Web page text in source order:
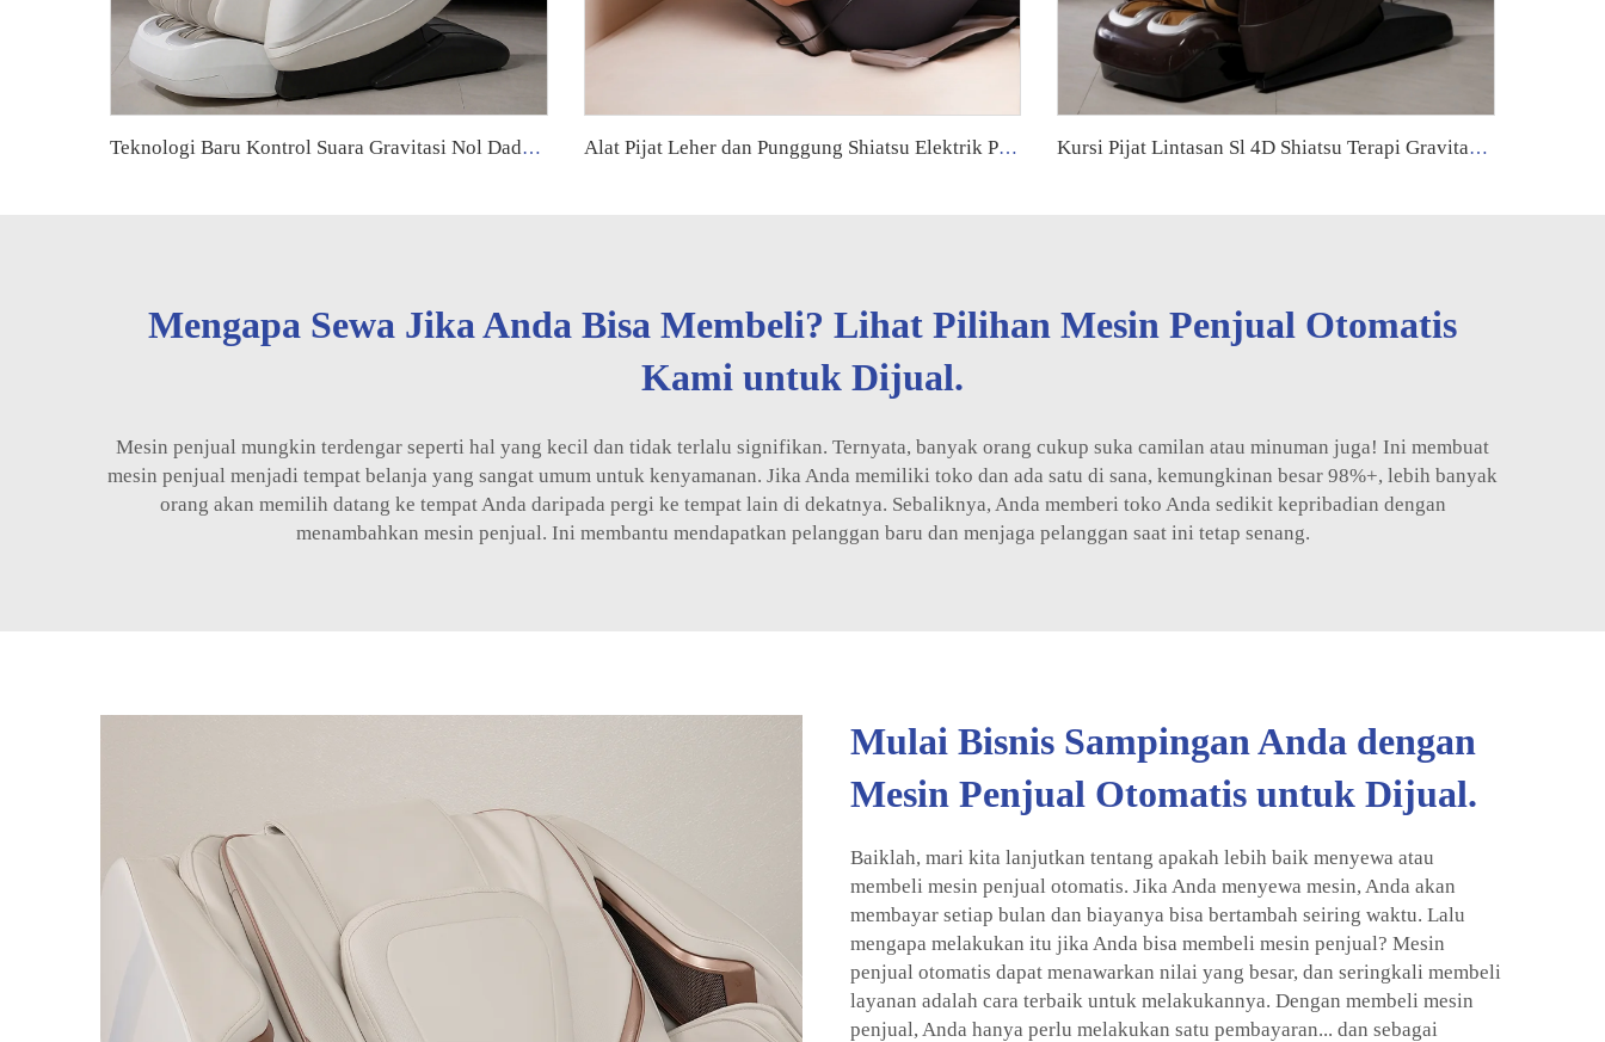
Teknologi Baru Kontrol Suara Gravitasi Nol Daddy 6d 4d Kursi Pijat Listrik Mewah Ukuran Besar Seluruh Tubuh dengan Airbag Ganti Alat Pijat Leher dan Punggung Shiatsu Elektrik Portabel, Pereda Nyeri dengan Panas Menenangkan Kursi Pijat Lintasan Sl 4D Shiatsu Terapi Gravitasi Nol dengan Rol Kaki Sentuh Recliner Listrik Kursi Pijat Seluruh Tubuh dengan Panas
Mengapa Sewa Jika Anda Bisa Membeli? Lihat Pilihan Mesin Penjual Otomatis
Kami untuk Dijual.
Mesin penjual mungkin terdengar seperti hal yang kecil dan tidak terlalu signifikan. Ternyata, banyak orang cukup suka camilan atau minuman juga! Ini membuat
mesin penjual menjadi tempat belanja yang sangat umum untuk kenyamanan. Jika Anda memiliki toko dan ada satu di sana, kemungkinan besar 98%+, lebih banyak
orang akan memilih datang ke tempat Anda daripada pergi ke tempat lain di dekatnya. Sebaliknya, Anda memberi toko Anda sedikit kepribadian dengan
menambahkan mesin penjual. Ini membantu mendapatkan pelanggan baru dan menjaga pelanggan saat ini tetap senang.
Mulai Bisnis Sampingan Anda dengan
Mesin Penjual Otomatis untuk Dijual.
Baiklah, mari kita lanjutkan tentang apakah lebih baik menyewa atau
membeli mesin penjual otomatis. Jika Anda menyewa mesin, Anda akan
membayar setiap bulan dan biayanya bisa bertambah seiring waktu. Lalu
mengapa melakukan itu jika Anda bisa membeli mesin penjual? Mesin
penjual otomatis dapat menawarkan nilai yang besar, dan seringkali membeli
layanan adalah cara terbaik untuk melakukannya. Dengan membeli mesin
penjual, Anda hanya perlu melakukan satu pembayaran... dan sebagai